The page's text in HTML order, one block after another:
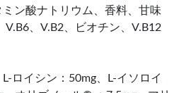
ン酸ナトリウム、香料、甘味
、V.B2、ビオチン、V.B12
ロイシン：50mg、L-イソロイ